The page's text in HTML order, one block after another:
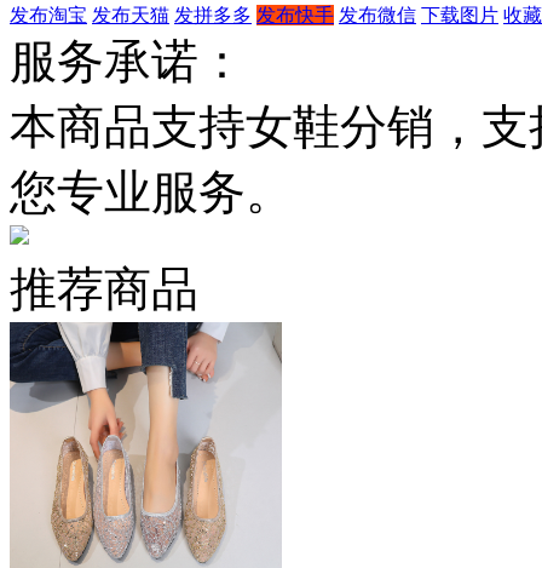
发布淘宝 发布天猫 发拼多多 发布快手 发布微信 下载图片 收
服务承诺：
本商品支持女鞋分销，
您专业服务。
推荐商品